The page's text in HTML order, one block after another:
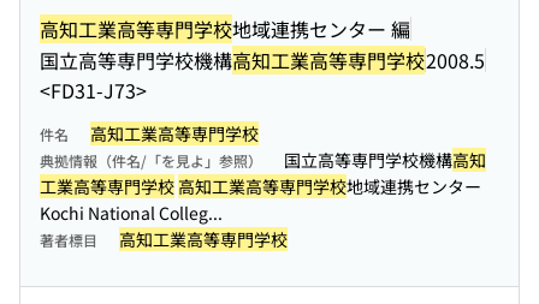
高知工業高等専門学校地域連携センター 編
国立高等専門学校機構高知工業高等専門学校2008.5
<FD31-J73>
件名 高知工業高等専門学校
典拠情報（件名/「を見よ」参照） 国立高等専門学校機構高知
工業高等専門学校 高知工業高等専門学校地域連携センター
Kochi National Colleg...
著者標目 高知工業高等専門学校